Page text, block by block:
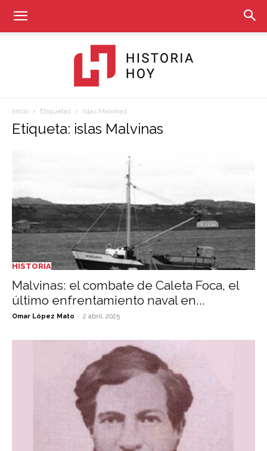
Inicio Etiquetas Islas Malvinas
Etiqueta: islas Malvinas
HISTORIA
Malvinas: el combate de Caleta Foca, el
último enfrentamiento naval en...
Omar López Mato - 2 abril, 2025